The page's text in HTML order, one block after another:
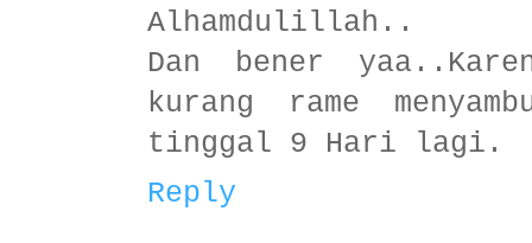
Alhamdulillah..
Dan bener
kurang rame
tinggal 9 Hari lagi.
Reply